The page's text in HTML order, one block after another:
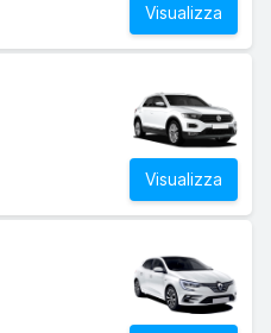
Visualizza
Visualizza